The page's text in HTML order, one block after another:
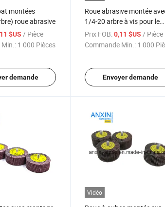
montées
roue abrasive
$US / Pièce
1 000 Pièces
demande
Roue abrasive montée
1/4-20 arbre à vis pour le
nettoyage
Prix FOB: 0,11 $US / Pièce
Commande Min.: 1 000
Envoyer demande
Vidéo